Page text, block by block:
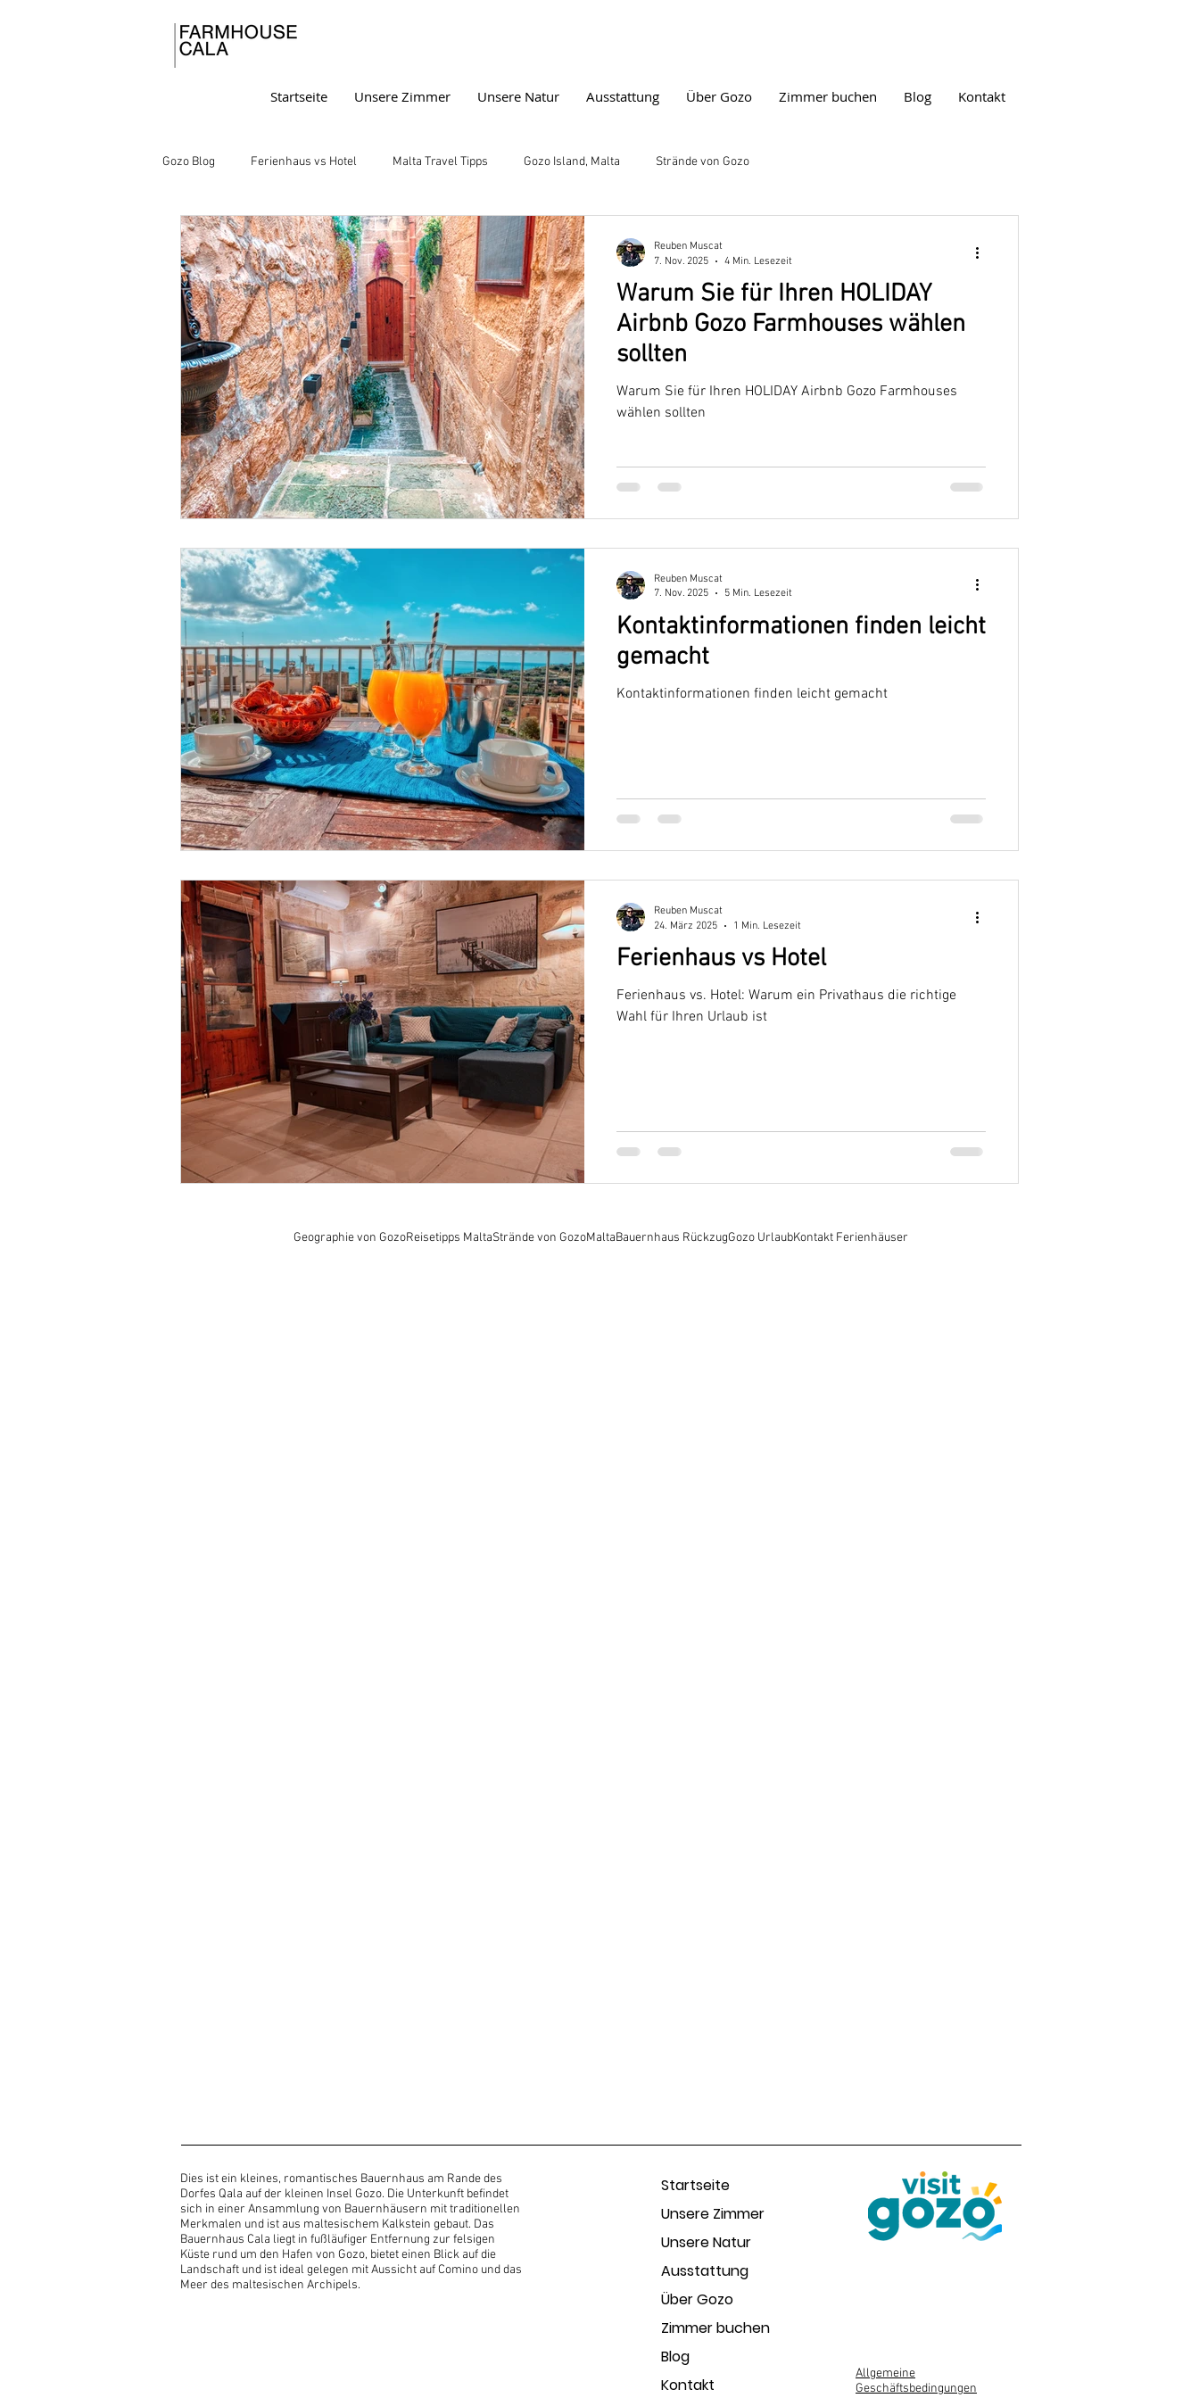
Startseite Unsere Zimmer Unsere Natur Ausstattung Über Gozo Zimmer buchen Blog Kontakt
Gozo Blog Ferienhaus vs Hotel Malta Travel Tipps Gozo Island, Malta Strände von Gozo
Warum Sie für Ihren HOLIDAY
Airbnb Gozo Farmhouses wählen
sollten
Warum Sie für Ihren HOLIDAY Airbnb Gozo Farmhouses
wählen sollten
Reuben Muscat
7. Nov. 2025
4 Min. Lesezeit
Kontaktinformationen finden leicht
gemacht
Kontaktinformationen finden leicht gemacht
Reuben Muscat
7. Nov. 2025
5 Min. Lesezeit
Ferienhaus vs Hotel
Ferienhaus vs. Hotel: Warum ein Privathaus die richtige
Wahl für Ihren Urlaub ist
Reuben Muscat
24. März 2025
1 Min. Lesezeit
Geographie von GozoReisetipps MaltaStrände von GozoMaltaBauernhaus RückzugGozo UrlaubKontakt Ferienhäuser
Dies ist ein kleines, romantisches Bauernhaus am Rande des
Dorfes Qala auf der kleinen Insel Gozo. Die Unterkunft befindet
sich in einer Ansammlung von Bauernhäusern mit traditionellen
Merkmalen und ist aus maltesischem Kalkstein gebaut. Das
Bauernhaus Cala liegt in fußläufiger Entfernung zur felsigen
Küste rund um den Hafen von Gozo, bietet einen Blick auf die
Landschaft und ist ideal gelegen mit Aussicht auf Comino und das
Meer des maltesischen Archipels.
Startseite
Unsere Zimmer
Unsere Natur
Ausstattung
Über Gozo
Zimmer buchen
Blog
Kontakt
Allgemeine
Geschäftsbedingungen